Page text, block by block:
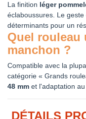
La finition léger
éclaboussures. Le
déterminants pour un
Quel rouleau
manchon ?
Compatible avec la
catégorie « Grands
48 mm et l'adaptation
DÉTAILS